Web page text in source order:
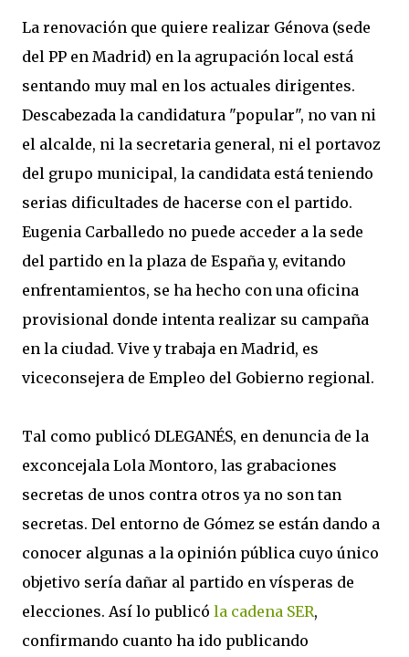
La renovación que quiere realizar Génova (sede
del PP en Madrid) en la agrupación local está
sentando muy mal en los actuales dirigentes.
Descabezada la candidatura "popular", no van ni
el alcalde, ni la secretaria general, ni el portavoz
del grupo municipal, la candidata está teniendo
serias dificultades de hacerse con el partido.
Eugenia Carballedo no puede acceder a la sede
del partido en la plaza de España y, evitando
enfrentamientos, se ha hecho con una oficina
provisional donde intenta realizar su campaña
en la ciudad. Vive y trabaja en Madrid, es
viceconsejera de Empleo del Gobierno regional.
Tal como publicó DLEGANÉS, en denuncia de la
exconcejala Lola Montoro, las grabaciones
secretas de unos contra otros ya no son tan
secretas. Del entorno de Gómez se están dando a
conocer algunas a la opinión pública cuyo único
objetivo sería dañar al partido en vísperas de
elecciones. Así lo publicó la cadena SER,
confirmando cuanto ha ido publicando